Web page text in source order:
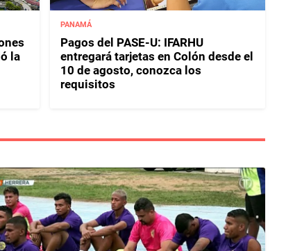
la
PANAMÁ
Pagos del PASE-U: IFARHU
entregará tarjetas en Colón desde el
10 de agosto, conozca los
requisitos